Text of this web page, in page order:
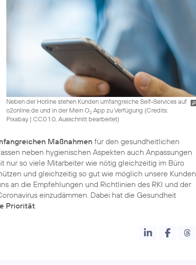
Neben der Hotline stehen Kunden umfangreiche Self-Services auf
o2online.de und in der Mein O2App zu Verfügung (Credits:
Pixabay| CC0 1.0, Ausschnitt bearbeitet)
Maßnahmen für den gesundheitlichen
neben hygienischen Aspekten auch Anpassungen
nur so viele Mitarbeiter wie nötig gleichzeitig im Büro
und gleichzeitig so gut wie möglich unsere Kunden
an die Empfehlungen und Richtlinien des RKI und der
einzudämmen. Dabei hat die Gesundheit
Priorität.